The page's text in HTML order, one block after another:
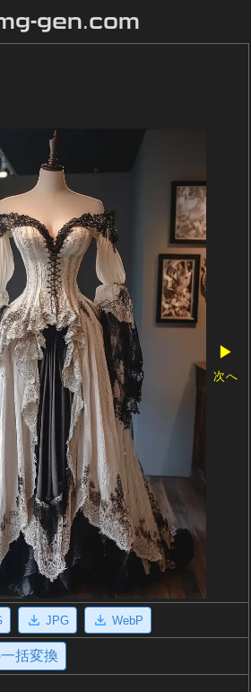
gen.com
▶
次へ
JPG WebP
括変換